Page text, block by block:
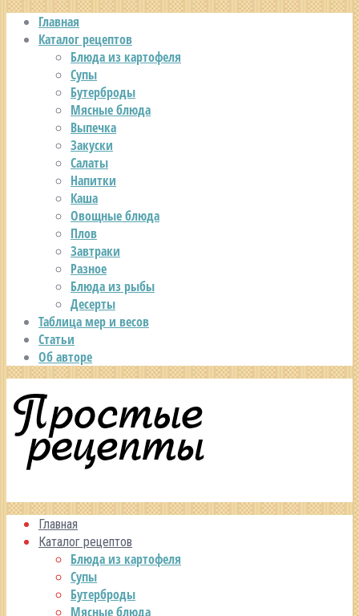
Главная
Каталог рецептов
Блюда из картофеля
Супы
Бутерброды
Мясные блюда
Выпечка
Закуски
Салаты
Напитки
Каша
Овощные блюда
Плов
Завтраки
Разное
Блюда из рыбы
Десерты
Таблица мер и весов
Статьи
Об авторе
Главная
Каталог рецептов
Блюда из картофеля
Супы
Бутерброды
Мясные блюда